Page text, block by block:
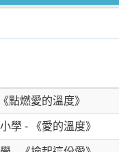
點燃愛的溫度》
學 - 《愛的溫度》